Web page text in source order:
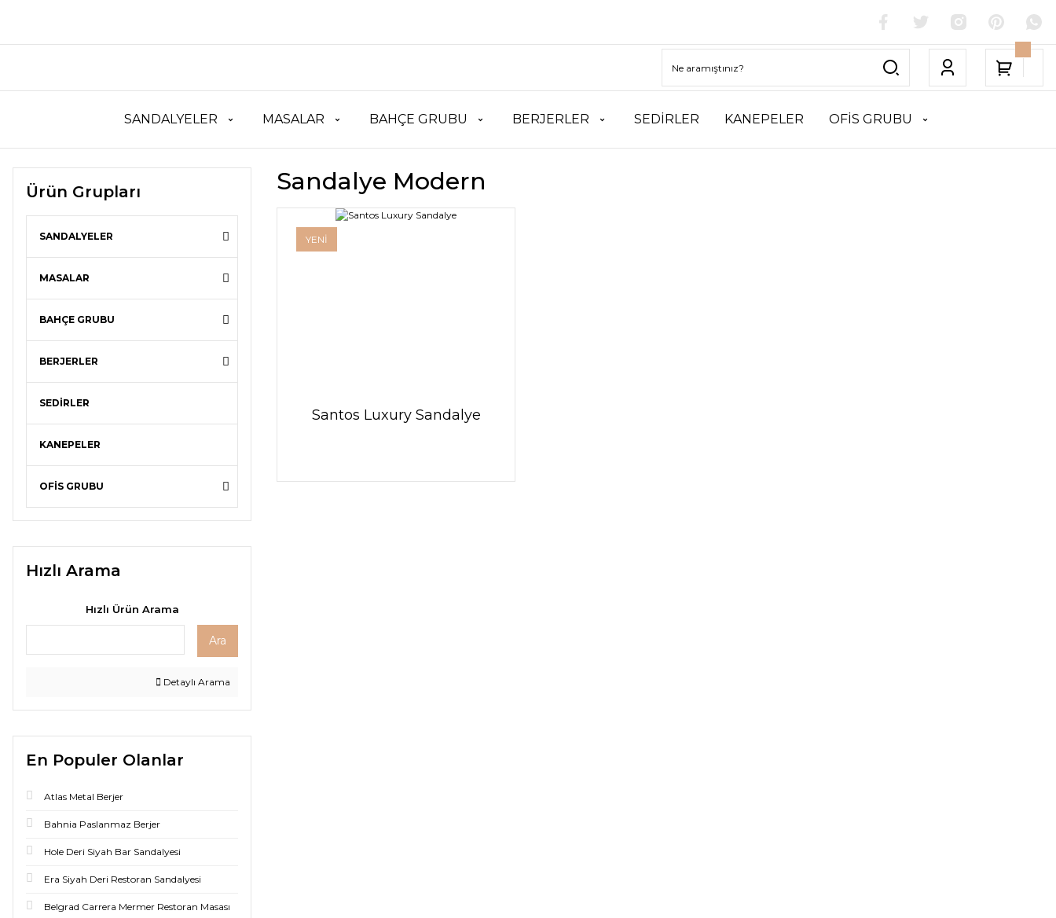
SANDALYELER MASALAR BAHÇE GRUBU BERJERLER SEDİRLER KANEPELER OFİS GRUBU
Ürün Grupları
SANDALYELER
MASALAR
BAHÇE GRUBU
BERJERLER
SEDİRLER
KANEPELER
OFİS GRUBU
Hızlı Arama
Hızlı Ürün Arama
Ara
Detaylı Arama
En Populer Olanlar
Atlas Metal Berjer
Bahnia Paslanmaz Berjer
Hole Deri Siyah Bar Sandalyesi
Era Siyah Deri Restoran Sandalyesi
Belgrad Carrera Mermer Restoran Masası
Sandalye Modern
YENİ
Santos Luxury Sandalye